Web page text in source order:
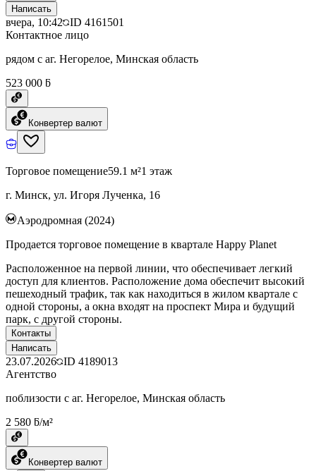
Написать
вчера, 10:42 ID 4161501
Контактное лицо
рядом с аг. Негорелое, Минская область
523 000 ƃ
Конвертер валют
Торговое помещение59.1 м²1 этаж
г. Минск, ул. Игоря Лученка, 16
Аэродромная (2024)
Продается торговое помещение в квартале Happy Planet
Расположенное на первой линии, что обеспечивает легкий
доступ для клиентов. Расположение дома обеспечит высокий
пешеходный трафик, так как находиться в жилом квартале с
одной стороны, а окна входят на проспект Мира и будущий
парк, с другой стороны.
Контакты
Написать
23.07.2026 ID 4189013
Агентство
поблизости с аг. Негорелое, Минская область
2 580 ƃ/м²
Конвертер валют